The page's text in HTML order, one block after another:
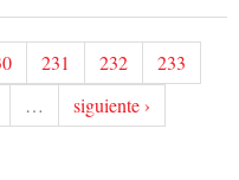
231 232
233
…
siguiente ›